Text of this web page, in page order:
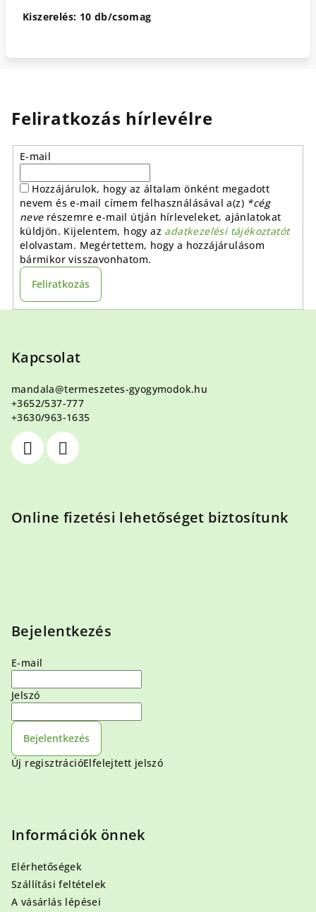
Kiszerelés: 10 db/csomag
Feliratkozás hírlevélre
E-mail
Hozzájárulok, hogy az általam önként megadott
nevem és e-mail címem felhasználásával a(z) *cég
neverészemre e-mail útján hírleveleket, ajánlatokat
küldjön. Kijelentem, hogy az adatkezelési tájékoztatót
elolvastam. Megértettem, hogy a hozzájárulásom
bármikor visszavonhatom.
Feliratkozás
Kapcsolat
mandala@termeszetes-gyogymodok.hu
+3652/537-777
+3630/963-1635
Online fizetési lehetőséget biztosítunk
Bejelentkezés
E-mail
Jelszó
Bejelentkezés
Új regisztrációElfelejtett jelszó
Információk önnek
Elérhetőségek
Szállítási feltételek
A vásárlás lépései